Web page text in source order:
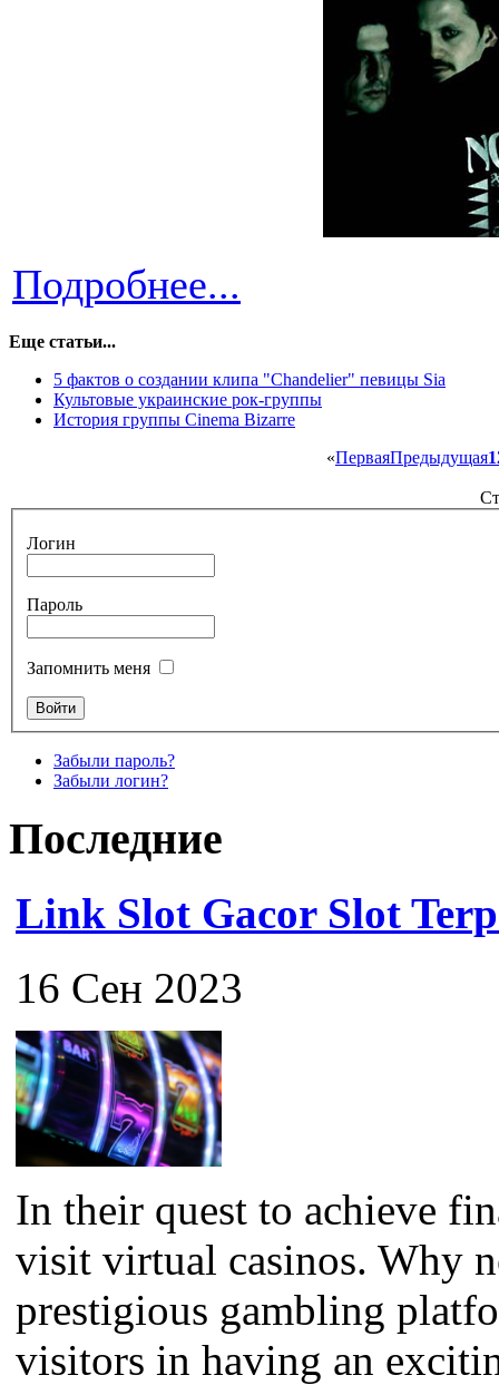
Подробнее...
Еще статьи...
5 фактов о создании клипа "Chandelier" певицы Sia
Культовые украинские рок-группы
История группы Cinema Bizarre
«ПерваяПредыдущая1
Логин
Пароль
Запомнить меня
Забыли пароль?
Забыли логин?
Последние
Link Slot Gacor Slot
16 Сен 2023
In their quest to achieve
visit virtual casinos. Why
prestigious gambling
visitors in having an